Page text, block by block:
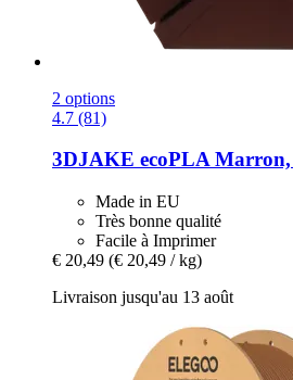
2 options
4.7 (81)
3DJAKE ecoPLA
Made in EU
Très bonne qualité
Facile à Imprimer
€ 20,49 (€ 20,49 / kg)
Livraison jusqu'au 13 août